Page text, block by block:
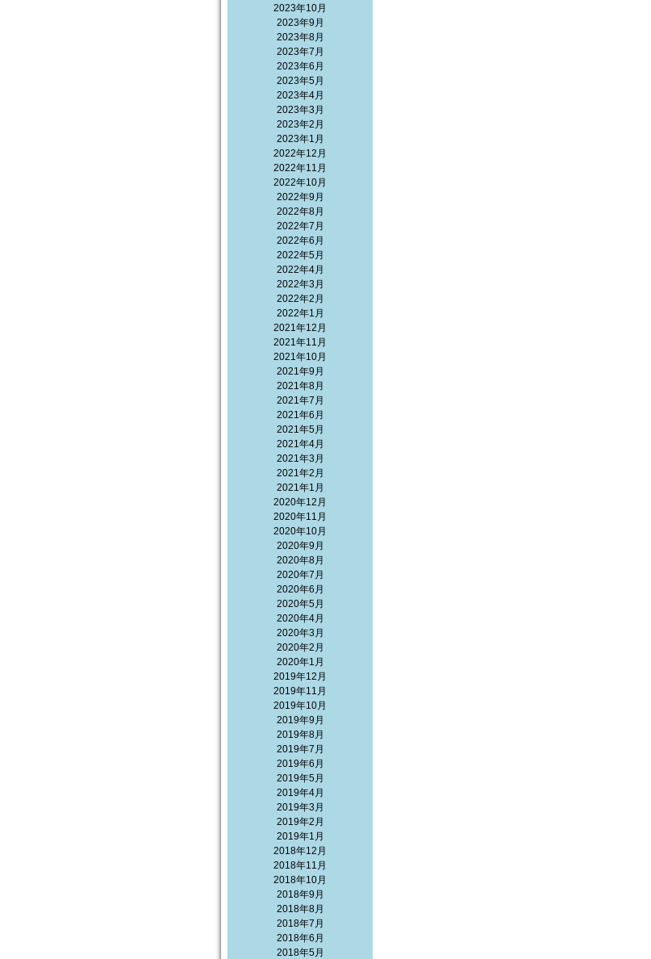
2023年10月
2023年9月
2023年8月
2023年7月
2023年6月
2023年5月
2023年4月
2023年3月
2023年2月
2023年1月
2022年12月
2022年11月
2022年10月
2022年9月
2022年8月
2022年7月
2022年6月
2022年5月
2022年4月
2022年3月
2022年2月
2022年1月
2021年12月
2021年11月
2021年10月
2021年9月
2021年8月
2021年7月
2021年6月
2021年5月
2021年4月
2021年3月
2021年2月
2021年1月
2020年12月
2020年11月
2020年10月
2020年9月
2020年8月
2020年7月
2020年6月
2020年5月
2020年4月
2020年3月
2020年2月
2020年1月
2019年12月
2019年11月
2019年10月
2019年9月
2019年8月
2019年7月
2019年6月
2019年5月
2019年4月
2019年3月
2019年2月
2019年1月
2018年12月
2018年11月
2018年10月
2018年9月
2018年8月
2018年7月
2018年6月
2018年5月